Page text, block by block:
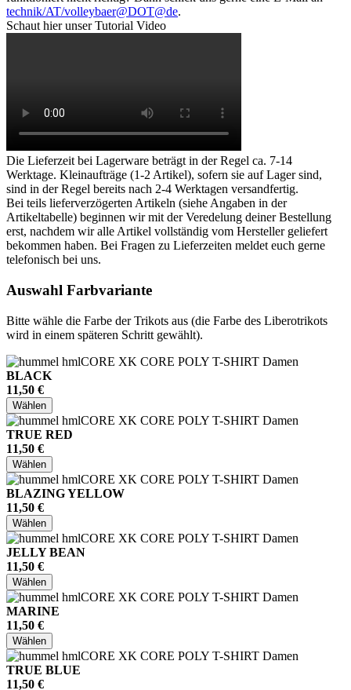
technik/AT/volleybaer@DOT@de.
Schaut hier unser Tutorial Video
Die Lieferzeit bei Lagerware beträgt in der Regel ca. 7-14
Werktage. Kleinaufträge (1-2 Artikel), sofern sie auf Lager sind,
sind in der Regel bereits nach 2-4 Werktagen versandfertig.
Bei teils lieferverzögerten Artikeln (siehe Angaben in der
Artikeltabelle) beginnen wir mit der Veredelung deiner Bestellung
erst, nachdem wir alle Artikel vollständig vom Hersteller geliefert
bekommen haben. Bei Fragen zu Lieferzeiten meldet euch gerne
telefonisch bei uns.
Auswahl Farbvariante
Bitte wähle die Farbe der Trikots aus (die Farbe des Liberotrikots
wird in einem späteren Schritt gewählt).
BLACK
11,50 €
Wählen
TRUE RED
11,50 €
Wählen
BLAZING YELLOW
11,50 €
Wählen
JELLY BEAN
11,50 €
Wählen
MARINE
11,50 €
Wählen
TRUE BLUE
11,50 €